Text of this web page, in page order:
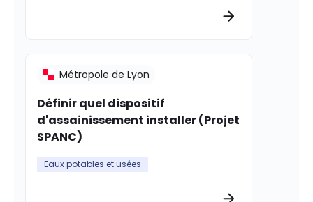
Définir quel dispositif
d'assainissement installer (Projet
SPANC)
Métropole de Lyon
Eaux potables et usées